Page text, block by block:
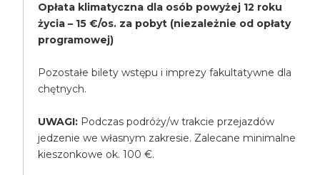
Opłata klimatyczna dla osób powyżej 12 roku
życia – 15 €/os. za pobyt (niezależnie od opłaty
programowej)
Pozostałe bilety wstępu i imprezy fakultatywne dla
chętnych.
UWAGI: Podczas podróży/w trakcie przejazdów
jedzenie we własnym zakresie. Zalecane minimalne
kieszonkowe ok. 100 €.